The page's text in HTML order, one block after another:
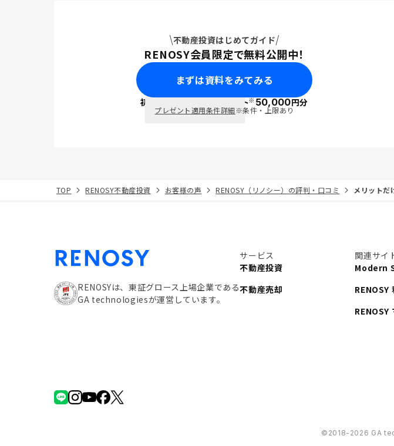
不動産投資はじめてガイド
RENOSY会員限定で無料公開中！
まずは資料をみてみる
初回面談で ポイント※50,000円分
プレゼント適用条件詳細※条件・上限あり
TOP RENOSY不動産投資 お客様の声 RENOSY（リノシー）の評判・口コミ メリットだ
RENOSYは、東証グロース上場企業である
GA technologiesが運営しています。
サービス
不動産投資
不動産売却
関連サイ
Modern
RENOSY
RENOSY
©︎2018-2026 GA